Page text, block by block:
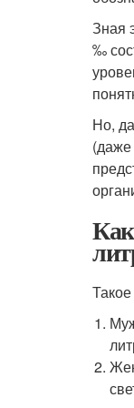
Зная
‰
Но,